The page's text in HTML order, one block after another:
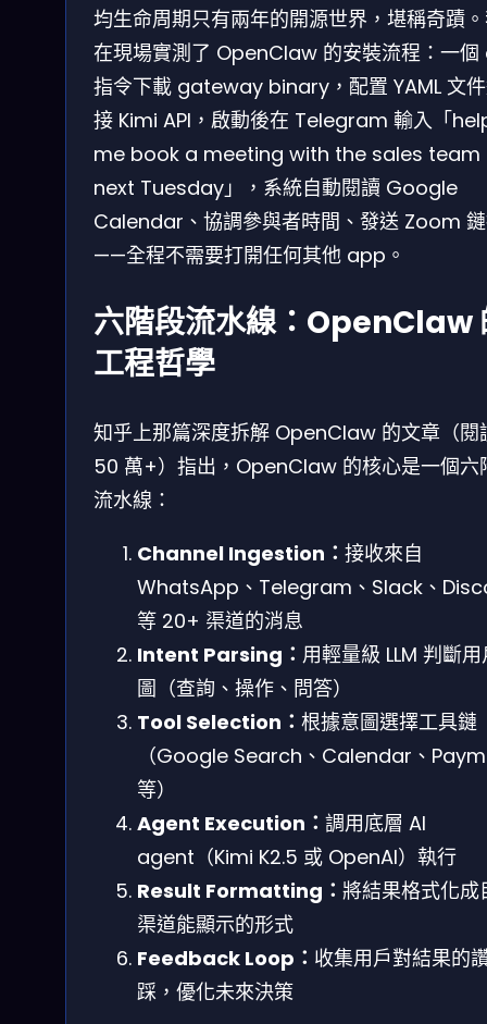
均生命周期只有兩年的開源世界，堪稱奇蹟
在現場實測了 OpenClaw 的安裝流程：一
指令下載 gateway binary，配置 YAML 文
接 Kimi API，啟動後在 Telegram 輸入「
me book a meeting with the sales
next Tuesday」，系統自動閱讀 Google
Calendar、協調參與者時間、發送 Zoom
——全程不需要打開任何其他 app。
六階段流水線：OpenClaw
工程哲學
知乎上那篇深度拆解 OpenClaw 的文章（閱
50 萬+）指出，OpenClaw 的核心是一個六
流水線：
Channel Ingestion： 接收來自
WhatsApp、Telegram、Slack、
等 20+ 渠道的消息
Intent Parsing： 用輕量級 LLM 判斷
圖（查詢、操作、問答）
Tool Selection： 根據意圖選擇工具鏈
（Google Search、Calendar、
等）
Agent Execution： 調用底層 AI
agent（Kimi K2.5 或 OpenAI）執行
Result Formatting： 將結果格式化成
渠道能顯示的形式
Feedback Loop： 收集用戶對結果的
踩，優化未來決策